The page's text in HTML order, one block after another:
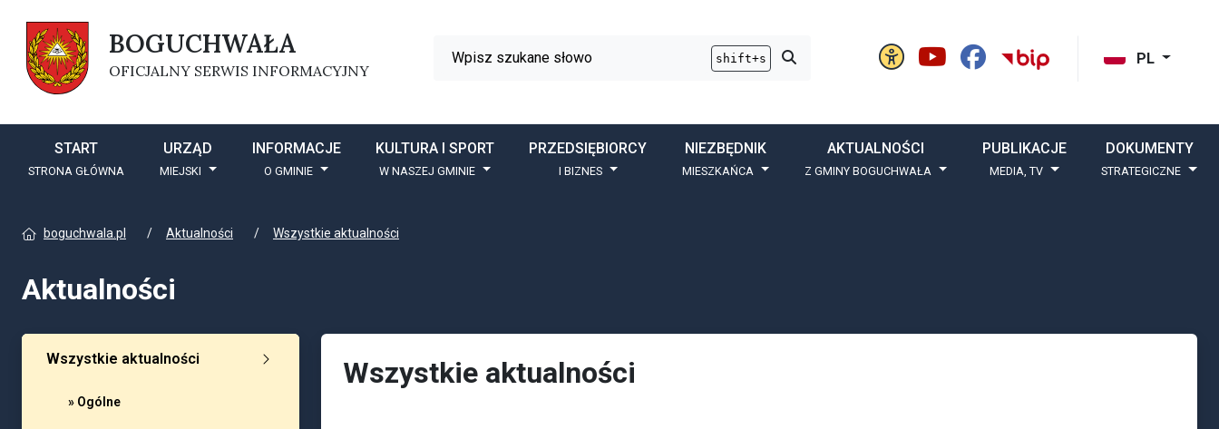
BOGUCHWAŁA
OFICJALNY SERWIS INFORMACYJNY
PL
Panel ustawień witryny
BIP Gminy
Wyszukiwarka shift+s Przycisk szukaj
START
STRONA GŁÓWNA
URZĄD
MIEJSKI
INFORMACJE
O GMINIE
KULTURA I SPORT
W NASZEJ GMINIE
PRZEDSIĘBIORCY
I BIZNES
NIEZBĘDNIK
MIESZKAŃCA
AKTUALNOŚCI
Z GMINY BOGUCHWAŁA
PUBLIKACJE
MEDIA, TV
DOKUMENTY
STRATEGICZNE
boguchwala.pl Aktualności Wszystkie aktualności
Aktualności
Wszystkie aktualności
» Ogólne
Wszystkie aktualności